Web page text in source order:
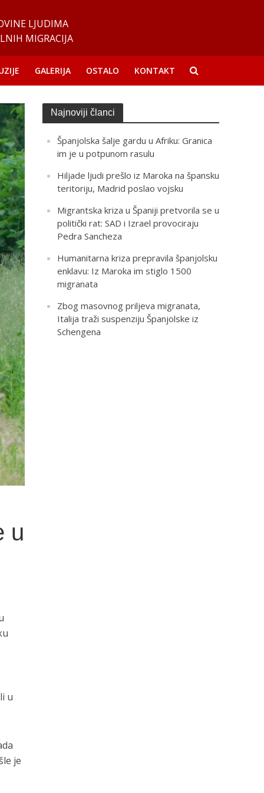
LJUDIMA
MIGRACIJA
GALERIJA OSTALO KONTAKT
u
u
je
Najnoviji članci
Španjolska šalje gardu u Afriku: Granica
im je u potpunom rasulu
Hiljade ljudi prešlo iz Maroka na špansku
teritoriju, Madrid poslao vojsku
Migrantska kriza u Španiji pretvorila se u
politički rat: SAD i Izrael provociraju
Pedra Sancheza
Humanitarna kriza prepravila španjolsku
enklavu: Iz Maroka im stiglo 1500
migranata
Zbog masovnog priljeva migranata,
Italija traži suspenziju Španjolske iz
Schengena